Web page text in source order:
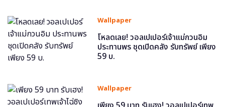
Wallpaper
โหลดเลย! วอลเปเปอร์เจ้าแม่กวนอิม
ประทานพร ชุดเปิดคลัง รับทรัพย์ เพียง
59 บ.
Wallpaper